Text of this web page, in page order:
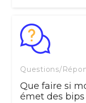
Questions/
Que faire si
émet des bips